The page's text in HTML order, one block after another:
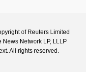
of Reuters Limited
Network LP, LLLP
All rights reserved.